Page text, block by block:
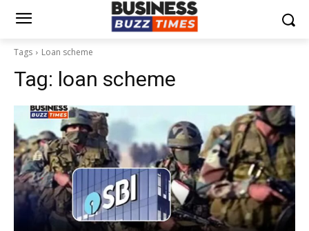
Tags Loan scheme
Tag: loan scheme